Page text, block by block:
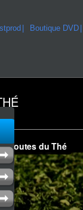
Boutique DVD